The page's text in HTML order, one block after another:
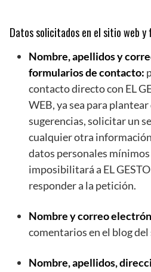
Datos solicitados en el sitio web
Nombre, apellidos y
formularios de contacto:
contacto directo con EL
WEB, ya sea para
sugerencias, solicitar un
cualquier otra
datos personales
imposibilitará a EL
responder a la petición.
Nombre y correo
comentarios en el blog
Nombre, apellidos,